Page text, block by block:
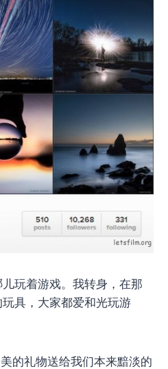
玩着游戏。我转身，在那
具，大家都爱和光玩游
的礼物送给我们本来黯淡的